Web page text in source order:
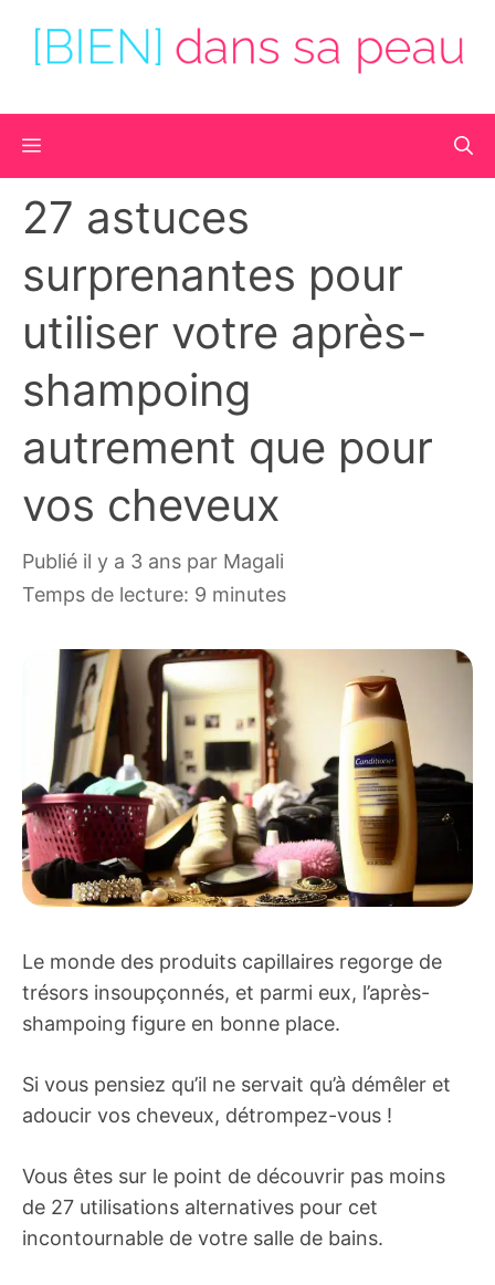
Menu
27 astuces
surprenantes pour
utiliser votre après-
shampoing
autrement que pour
vos cheveux
publié il y a 3 ans par Magali
Temps de lecture: 9 minutes
Le monde des produits capillaires regorge de
trésors insoupçonnés, et parmi eux, l’après-
shampoing figure en bonne place.
Si vous pensiez qu’il ne servait qu’à démêler et
adoucir vos cheveux, détrompez-vous !
Vous êtes sur le point de découvrir pas moins
de 27 utilisations alternatives pour cet
incontournable de votre salle de bains.